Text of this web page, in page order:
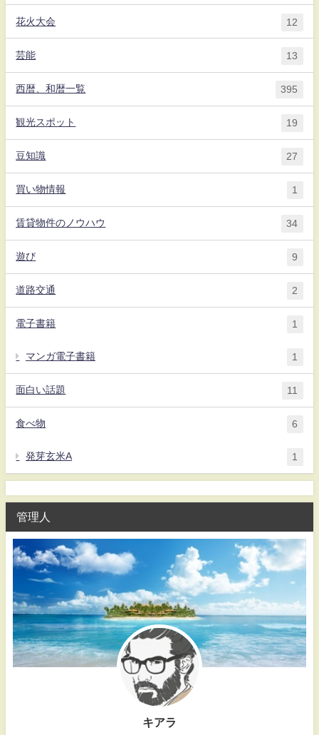
花火大会 12
芸能 13
西暦、和暦一覧 395
観光スポット 19
豆知識 27
買い物情報 1
賃貸物件のノウハウ 34
遊び 9
道路交通 2
電子書籍 1
マンガ電子書籍 1
面白い話題 11
食べ物 6
発芽玄米A 1
管理人
キアラ